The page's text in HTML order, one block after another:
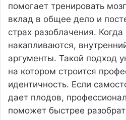
помогает тренировать
вклад в общее дело и
страх разоблачения.
накапливаются,
аргументы. Такой подход
на котором строится
идентичность. Если
дает плодов,
поможет быстрее